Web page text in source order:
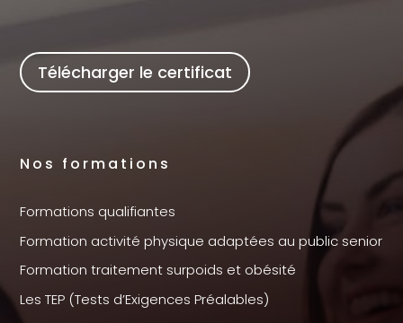
Télécharger le certificat
Nos formations
Formations qualifiantes
Formation activité physique adaptées au public senior
Formation traitement surpoids et obésité
Les TEP (Tests d’Exigences Préalables)